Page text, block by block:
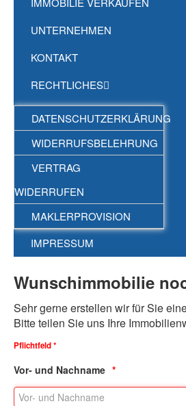
UNTERNEHMEN
KONTAKT
RECHTLICHES
DATENSCHUTZERKLÄRUNG
WIDERRUFSBELEHRUNG
VERTRAG
WIDERRUFEN
MAKLERPROVISION
IMPRESSUM
Wunschimmobilie
Sehr gerne erstellen wir für Sie eine
Bitte teilen Sie uns Ihre
Pflichtfeld *
Vor- und Nachname